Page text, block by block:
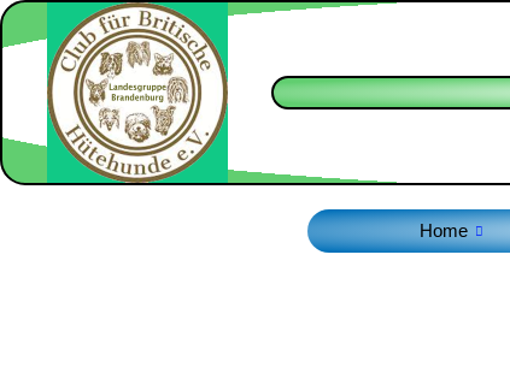
Zum
Inhalt
springen
Home